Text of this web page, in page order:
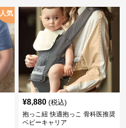
人気
¥8,880 (税込)
抱っこ紐 快適抱っこ 骨科医推奨
ベビーキャリア